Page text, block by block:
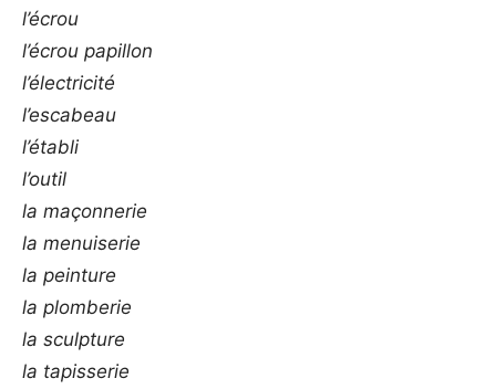
l’écrou
l’écrou papillon
l’électricité
l’escabeau
l’établi
l’outil
la maçonnerie
la menuiserie
la peinture
la plomberie
la sculpture
la tapisserie